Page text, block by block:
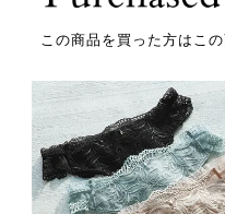
この商品を買った方はこ